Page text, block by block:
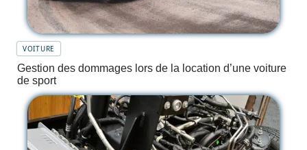
VOITURE
Gestion des dommages lors de la location d’une voiture
de sport